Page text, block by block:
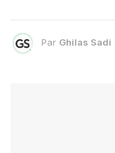
Par Ghilas Sadi